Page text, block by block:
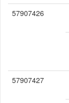
57907426
57907427